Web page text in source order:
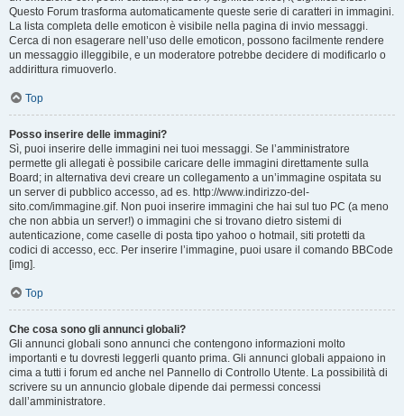
Questo Forum trasforma automaticamente queste serie di caratteri in immagini.
La lista completa delle emoticon è visibile nella pagina di invio messaggi.
Cerca di non esagerare nell’uso delle emoticon, possono facilmente rendere
un messaggio illeggibile, e un moderatore potrebbe decidere di modificarlo o
addirittura rimuoverlo.
Top
Posso inserire delle immagini?
Sì, puoi inserire delle immagini nei tuoi messaggi. Se l’amministratore
permette gli allegati è possibile caricare delle immagini direttamente sulla
Board; in alternativa devi creare un collegamento a un’immagine ospitata su
un server di pubblico accesso, ad es. http://www.indirizzo-del-
sito.com/immagine.gif. Non puoi inserire immagini che hai sul tuo PC (a meno
che non abbia un server!) o immagini che si trovano dietro sistemi di
autenticazione, come caselle di posta tipo yahoo o hotmail, siti protetti da
codici di accesso, ecc. Per inserire l’immagine, puoi usare il comando BBCode
[img].
Top
Che cosa sono gli annunci globali?
Gli annunci globali sono annunci che contengono informazioni molto
importanti e tu dovresti leggerli quanto prima. Gli annunci globali appaiono in
cima a tutti i forum ed anche nel Pannello di Controllo Utente. La possibilità di
scrivere su un annuncio globale dipende dai permessi concessi
dall’amministratore.